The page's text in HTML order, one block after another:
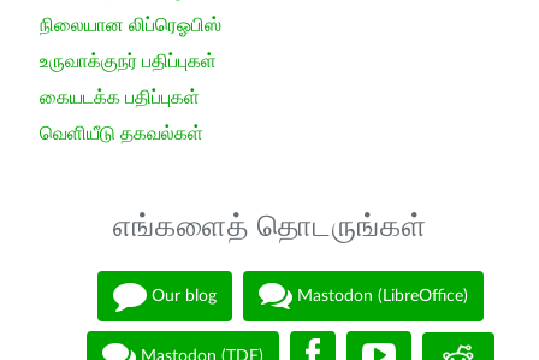
நிலையான லிப்ரெஓபிஸ்
உருவாக்குநர் பதிப்புகள்
கையடக்க பதிப்புகள்
வெளியீடு தகவல்கள்
எங்களைத் தொடருங்கள்
Our blog Mastodon (LibreOffice)
Mastodon (TDF)